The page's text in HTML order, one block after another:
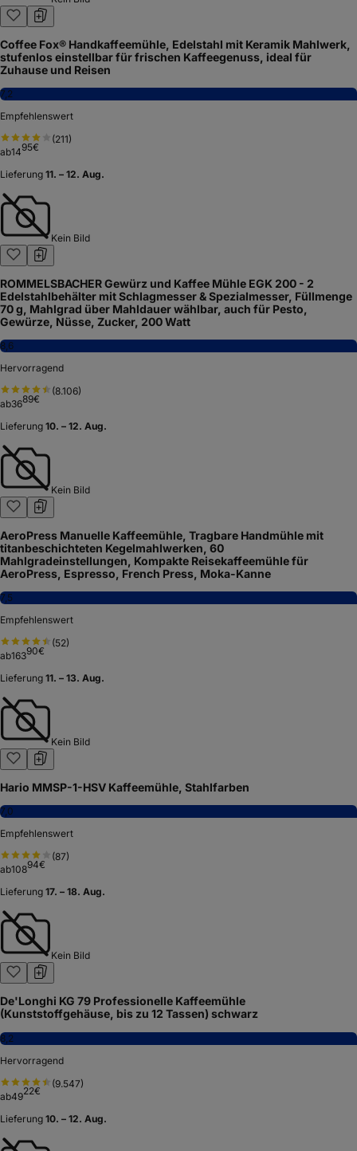
Coffee Fox® Handkaffeemühle, Edelstahl mit Keramik Mahlwerk,
stufenlos einstellbar für frischen Kaffeegenuss, ideal für
Zuhause und Reisen
7,2
Empfehlenswert
(211)
ab1495€
Lieferung 11. – 12. Aug.
Kein Bild
ROMMELSBACHER Gewürz und Kaffee Mühle EGK 200 - 2
Edelstahlbehälter mit Schlagmesser & Spezialmesser, Füllmenge
70 g, Mahlgrad über Mahldauer wählbar, auch für Pesto,
Gewürze, Nüsse, Zucker, 200 Watt
8,6
Hervorragend
(8.106)
ab3689€
Lieferung 10. – 12. Aug.
Kein Bild
AeroPress Manuelle Kaffeemühle, Tragbare Handmühle mit
titanbeschichteten Kegelmahlwerken, 60
Mahlgradeinstellungen, Kompakte Reisekaffeemühle für
AeroPress, Espresso, French Press, Moka-Kanne
7,5
Empfehlenswert
(52)
ab16390€
Lieferung 11. – 13. Aug.
Kein Bild
Hario MMSP-1-HSV Kaffeemühle, Stahlfarben
7,0
Empfehlenswert
(87)
ab10894€
Lieferung 17. – 18. Aug.
Kein Bild
De'Longhi KG 79 Professionelle Kaffeemühle
(Kunststoffgehäuse, bis zu 12 Tassen) schwarz
8,2
Hervorragend
(9.547)
ab4922€
Lieferung 10. – 12. Aug.